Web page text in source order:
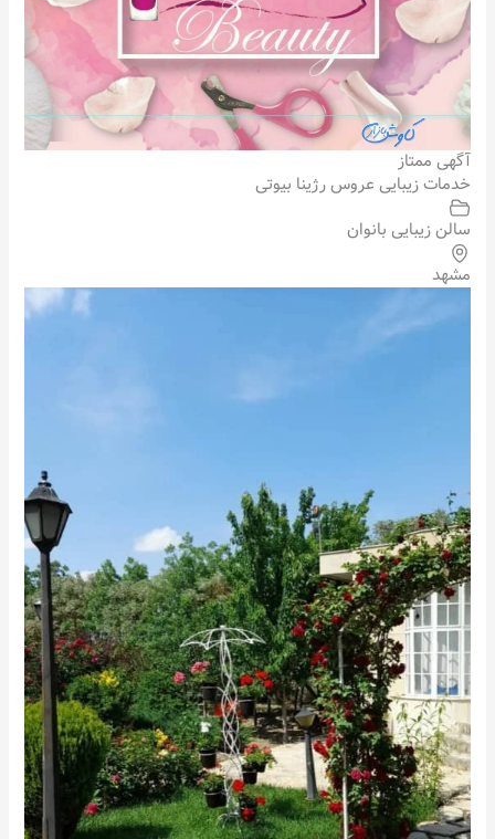
آگهی ممتاز
خدمات زیبایی عروس رژینا بیوتی
سالن زیبایی بانوان
مشهد